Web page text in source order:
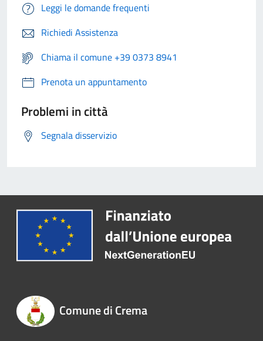
Leggi le domande frequenti
Richiedi Assistenza
Chiama il comune +39 0373 8941
Prenota un appuntamento
Problemi in città
Segnala disservizio
Comune di Crema